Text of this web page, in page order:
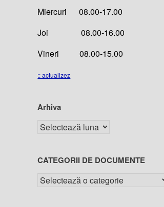
Miercuri 08.00-17.00
Joi 08.00-16.00
Vineri 08.00-15.00
:: actualizez
Arhiva
CATEGORII DE DOCUMENTE